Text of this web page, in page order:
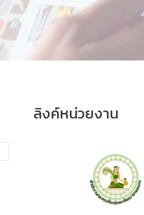
ลิงค์หน่วยงาน